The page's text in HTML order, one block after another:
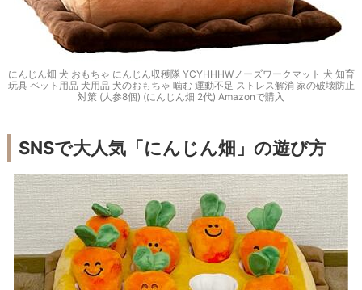
にんじん畑 犬 おもちゃ にんじん収穫隊 YCYHHHWノーズワークマット 犬 知育
玩具 ペット用品 犬用品 犬のおもちゃ 噛む 運動不足 ストレス解消 家の破壊防止
対策 (人参8個) (にんじん畑 2代) Amazonで購入
SNSで大人気「にんじん畑」の遊び方